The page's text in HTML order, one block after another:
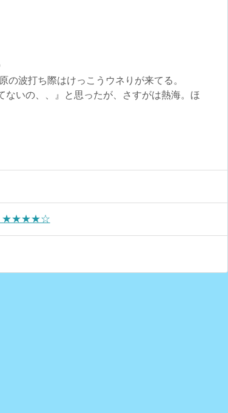
の波打ち際はけっこうウネりが来てる。
ないの、、』と思ったが、さすがは熱海。ほ
、★★★★☆